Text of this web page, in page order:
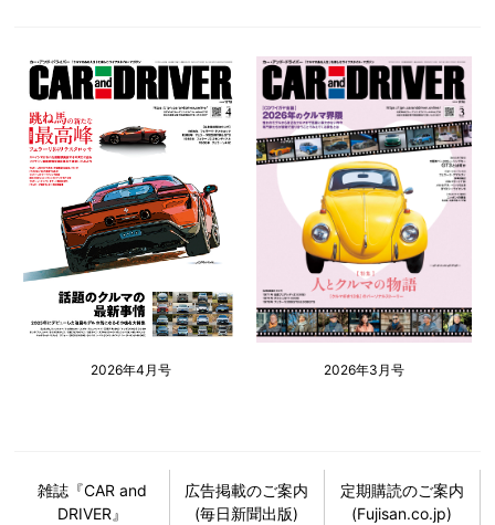
2026年4月号 2026年3月号
雑誌『CAR and
DRIVER』
広告掲載のご案内
(毎日新聞出版)
定期購読のご案内
(Fujisan.co.jp)